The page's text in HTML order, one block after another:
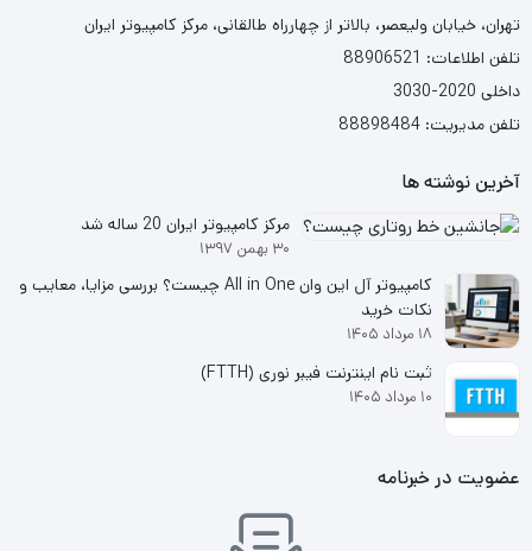
drives supported
کنترل ذخیره سازی:
رید کنترلر ذخیره سازی: P408i-p SR Gen10
25Gigabit Ethernet
اسلات های توسعه : 16x PCIe 3.0
قدرت ارائه شده: 1600 وات
سرور رکمونت اچ پی ProLiant DL580 G10 Scalable 8164
تهران، خیابان ولیعصر، بالاتر از چهارراه طالقانی، مرکز کامپیوتر ایران
تلفن اطلاعات: 88906521
داخلی 2020-3030
تلفن مدیریت: 88898484
آخرین نوشته ها
مرکز کامپیوتر ایران 20 ساله شد
۳۰ بهمن ۱۳۹۷
کامپیوتر آل این وان All in One چیست؟ بررسی مزایا، معایب و
نکات خرید
۱۸ مرداد ۱۴۰۵
ثبت نام اینترنت فیبر نوری (FTTH)
۱۰ مرداد ۱۴۰۵
عضویت در خبرنامه